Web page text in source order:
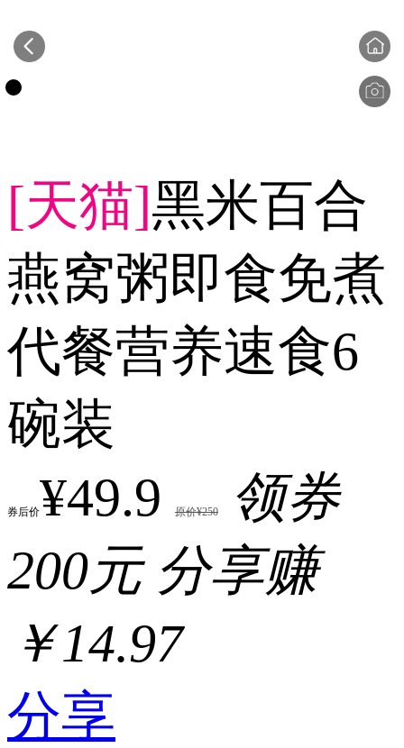
[天猫]黑米百合
燕窝粥即食免煮
代餐营养速食6
碗装
券后价¥49.9 原价¥250
领券
200元 分享赚
￥14.97
分享